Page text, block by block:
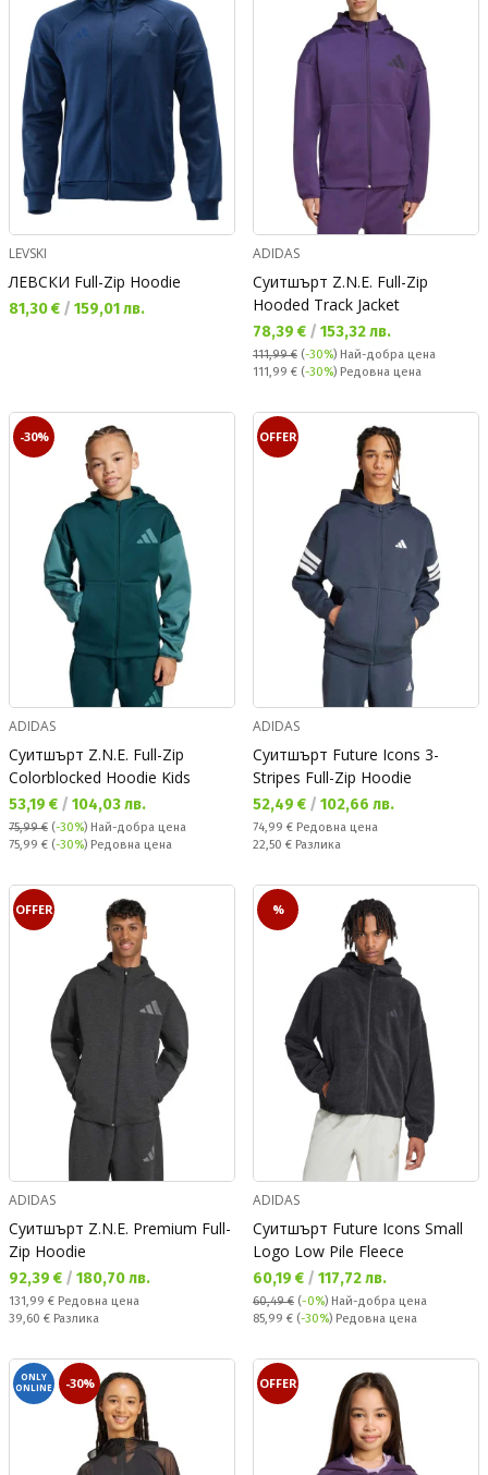
LEVSKI
ЛЕВСКИ Full-Zip Hoodie
Текуща цена:
81,30 € / 159,01 лв.
ADIDAS
Суитшърт Z.N.E. Full-Zip
Hooded Track Jacket
Текуща цена:
78,39 € / 153,32 лв.
111,99 € (-30%) Най-добра цена
Редовна цена:
111,99 € (-30%) Редовна цена
-30%
ADIDAS
Суитшърт Z.N.E. Full-Zip
Colorblocked Hoodie Kids
Текуща цена:
53,19 € / 104,03 лв.
75,99 € (-30%) Най-добра цена
Редовна цена:
75,99 € (-30%) Редовна цена
OFFER
ADIDAS
Суитшърт Future Icons 3-
Stripes Full-Zip Hoodie
Текуща цена:
52,49 € / 102,66 лв.
Редовна цена:
74,99 € Редовна цена
Спестявате:
22,50 € Разлика
OFFER
ADIDAS
Суитшърт Z.N.E. Premium Full-
Zip Hoodie
Текуща цена:
92,39 € / 180,70 лв.
Редовна цена:
131,99 € Редовна цена
Спестявате:
39,60 € Разлика
%
ADIDAS
Суитшърт Future Icons Small
Logo Low Pile Fleece
Текуща цена:
60,19 € / 117,72 лв.
60,49 € (-0%) Най-добра цена
Редовна цена:
85,99 € (-30%) Редовна цена
ONLY
ONLINE
-30% OFFER